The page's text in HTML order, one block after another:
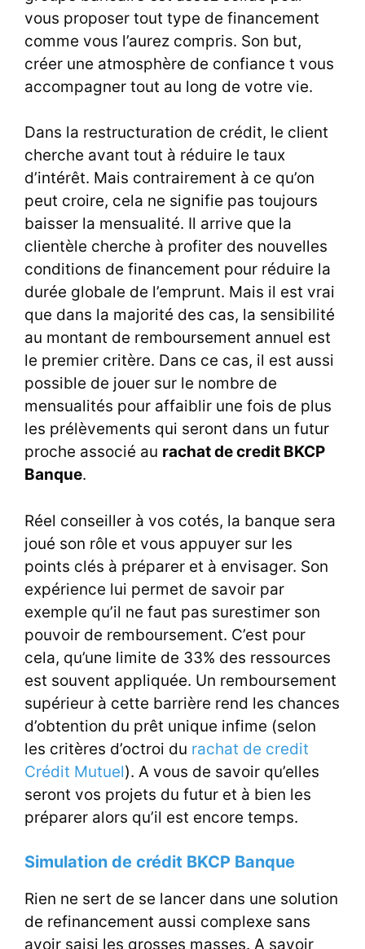
vous proposer tout type de financement
comme vous l’aurez compris. Son but,
créer une atmosphère de confiance t vous
accompagner tout au long de votre vie.
Dans la restructuration de crédit, le client
cherche avant tout à réduire le taux
d’intérêt. Mais contrairement à ce qu’on
peut croire, cela ne signifie pas toujours
baisser la mensualité. Il arrive que la
clientèle cherche à profiter des nouvelles
conditions de financement pour réduire la
durée globale de l’emprunt. Mais il est vrai
que dans la majorité des cas, la sensibilité
au montant de remboursement annuel est
le premier critère. Dans ce cas, il est aussi
possible de jouer sur le nombre de
mensualités pour affaiblir une fois de plus
les prélèvements qui seront dans un futur
proche associé au rachat de credit BKCP
Banque.
Réel conseiller à vos cotés, la banque sera
joué son rôle et vous appuyer sur les
points clés à préparer et à envisager. Son
expérience lui permet de savoir par
exemple qu’il ne faut pas surestimer son
pouvoir de remboursement. C’est pour
cela, qu’une limite de 33% des ressources
est souvent appliquée. Un remboursement
supérieur à cette barrière rend les chances
d’obtention du prêt unique infime (selon
les critères d’octroi du rachat de credit
Crédit Mutuel). A vous de savoir qu’elles
seront vos projets du futur et à bien les
préparer alors qu’il est encore temps.
Simulation de crédit BKCP Banque
Rien ne sert de se lancer dans une solution
de refinancement aussi complexe sans
avoir saisi les grosses masses. A savoir